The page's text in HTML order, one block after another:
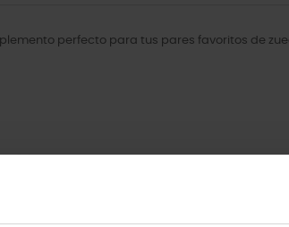
perfecto para tus pares favoritos de
han comprado: